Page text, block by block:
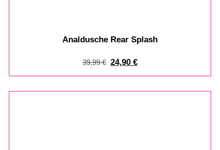
Analdusche Rear Splash
39,99€ 24,90 €